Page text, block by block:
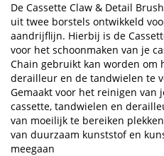
De Cassette Claw & Detail
uit twee borstels ontwikkeld
aandrijflijn. Hierbij is de
voor het schoonmaken van je
Chain gebruikt kan worden om
derailleur en de tandwielen te
Gemaakt voor het reinigen
cassette, tandwielen en
van moeilijk te bereiken
van duurzaam kunststof en
meegaan